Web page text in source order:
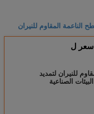
الناعمة المقاوم للنيران
سعر ل
للنيران لتمديد
الصناعية